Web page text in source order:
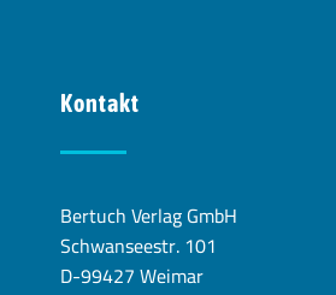
Kontakt
Bertuch Verlag GmbH
Schwanseestr. 101
D-99427 Weimar